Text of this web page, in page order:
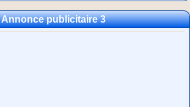
Annonce publicitaire 3